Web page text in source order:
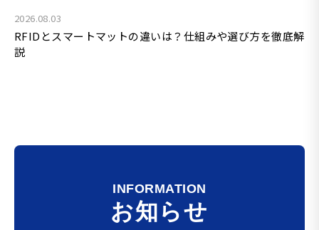
2026.08.03
RFIDとスマートマットの違いは？仕組みや選び方を徹底解
説
お知らせ
INFORMATION